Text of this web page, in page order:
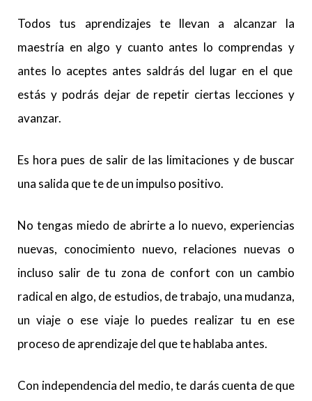
Todos tus aprendizajes te llevan a alcanzar la
maestría en algo y cuanto antes lo comprendas y
antes lo aceptes antes saldrás del lugar en el que
estás y podrás dejar de repetir ciertas lecciones y
avanzar.
Es hora pues de salir de las limitaciones y de buscar
una salida que te de un impulso positivo.
No tengas miedo de abrirte a lo nuevo, experiencias
nuevas, conocimiento nuevo, relaciones nuevas o
incluso salir de tu zona de confort con un cambio
radical en algo, de estudios, de trabajo, una mudanza,
un viaje o ese viaje lo puedes realizar tu en ese
proceso de aprendizaje del que te hablaba antes.
Con independencia del medio, te darás cuenta de que